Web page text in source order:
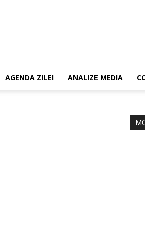
AGENDA ZILEI ANALIZE MEDIA